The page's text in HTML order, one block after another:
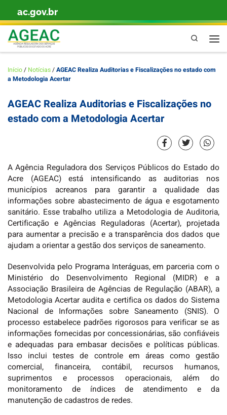
Skip to content
ac.gov.br
Pesquisa
Início/ Notícias/AGEAC Realiza Auditorias e Fiscalizações no estado com
a Metodologia Acertar
AGEAC Realiza Auditorias e Fiscalizações no
estado com a Metodologia Acertar
A Agência Reguladora dos Serviços Públicos do Estado do
Acre (AGEAC) está intensificando as auditorias nos
municípios acreanos para garantir a qualidade das
informações sobre abastecimento de água e esgotamento
sanitário. Esse trabalho utiliza a Metodologia de Auditoria,
Certificação e Agências Reguladoras (Acertar), projetada
para aumentar a precisão e a transparência dos dados que
ajudam a orientar a gestão dos serviços de saneamento.
Desenvolvida pelo Programa Interáguas, em parceria com o
Ministério do Desenvolvimento Regional (MIDR) e a
Associação Brasileira de Agências de Regulação (ABAR), a
Metodologia Acertar audita e certifica os dados do Sistema
Nacional de Informações sobre Saneamento (SNIS). O
processo estabelece padrões rigorosos para verificar se as
informações fornecidas por concessionárias, são confiáveis
e adequadas para embasar decisões e políticas públicas.
Isso inclui testes de controle em áreas como gestão
comercial, financeira, contábil, recursos humanos,
suprimentos e processos operacionais, além do
monitoramento de índices de atendimento e da
manutenção de cadastros de redes.